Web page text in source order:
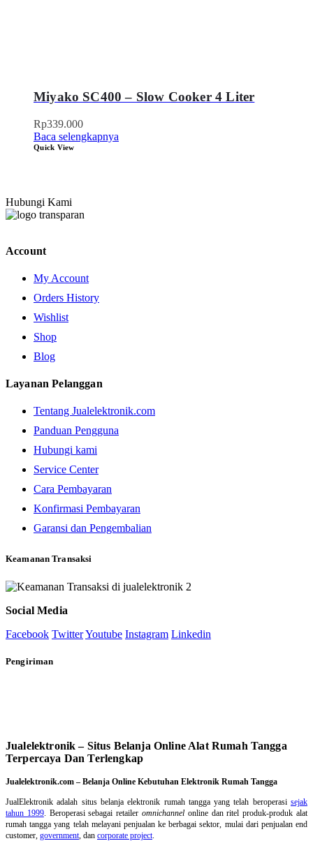
Miyako SC400 – Slow Cooker 4 Liter
Rp339.000
Baca selengkapnya
Quick View
Hubungi Kami
Account
My Account
Orders History
Wishlist
Shop
Blog
Layanan Pelanggan
Tentang Jualelektronik.com
Panduan Pengguna
Hubungi kami
Service Center
Cara Pembayaran
Konfirmasi Pembayaran
Garansi dan Pengembalian
Keamanan Transaksi
Social Media
Facebook TwitterYoutube Instagram Linkedin
Pengiriman
Jualelektronik – Situs Belanja Online Alat Rumah Tangga
Terpercaya Dan Terlengkap
Jualelektronik.com – Belanja Online Kebutuhan Elektronik Rumah Tangga
JualElektronik adalah situs belanja elektronik rumah tanggayang telah beroperasisejak
tahun 1999. Beroperasi sebagai retaileromnichannel online dan ritel produk-produk alat
rumah tangga yang telah melayani penjualan ke berbagai sektor, mulai dari penjualan end
customer, government, dan corporate project.